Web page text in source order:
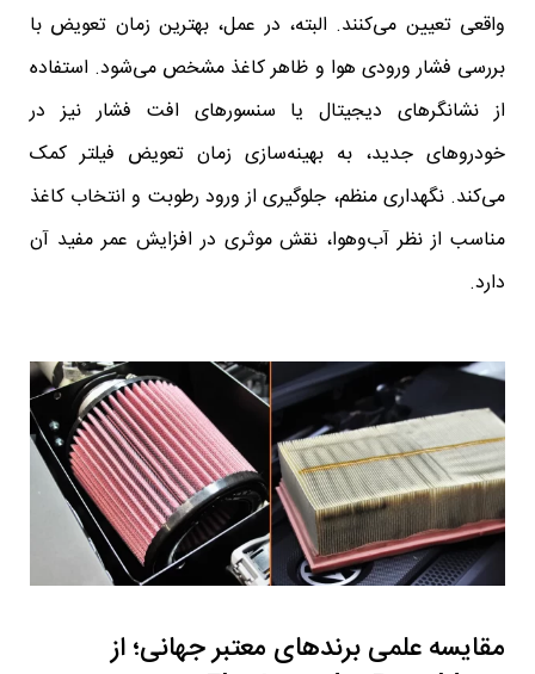
واقعی تعیین می‌کنند. البته، در عمل، بهترین زمان تعویض با
بررسی فشار ورودی هوا و ظاهر کاغذ مشخص می‌شود. استفاده
از نشانگرهای دیجیتال یا سنسورهای افت فشار نیز در
خودروهای جدید، به بهینه‌سازی زمان تعویض فیلتر کمک
می‌کند. نگهداری منظم، جلوگیری از ورود رطوبت و انتخاب کاغذ
مناسب از نظر آب‌وهوا، نقش موثری در افزایش عمر مفید آن
دارد.
مقایسه علمی برندهای معتبر جهانی؛ از